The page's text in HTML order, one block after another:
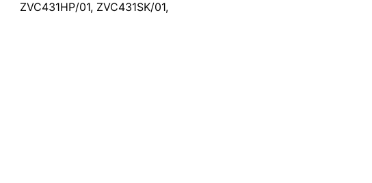
ZVC431HP/01, ZVC431SK/01,